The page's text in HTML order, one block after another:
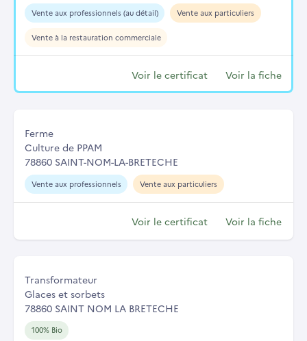
Vente aux professionnels (au détail) Vente aux particuliers
Vente à la restauration commerciale
Voir le certificat Voir la fiche
Ferme
Culture de PPAM
78860 SAINT-NOM-LA-BRETECHE
Vente aux professionnels Vente aux particuliers
Voir le certificat Voir la fiche
Transformateur
Glaces et sorbets
78860 SAINT NOM LA BRETECHE
100% Bio